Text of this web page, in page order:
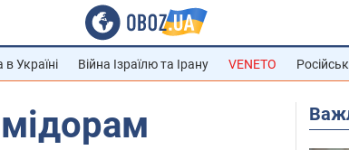
в Україні Війна Ізраїлю та Ірану VENETO